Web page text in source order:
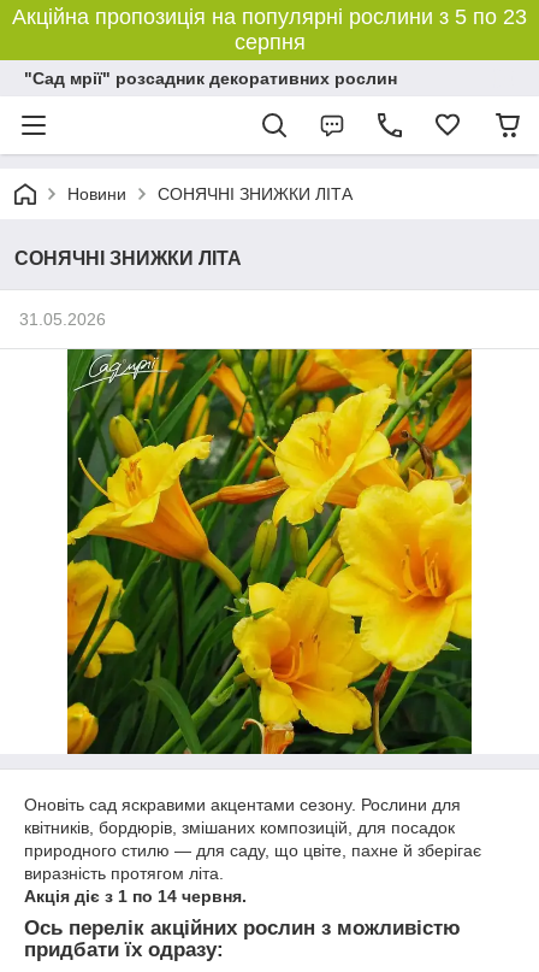
Акційна пропозиція на популярні рослини з 5 по 23
серпня
"Сад мрії" розсадник декоративних рослин
Новини СОНЯЧНІ ЗНИЖКИ ЛІТА
СОНЯЧНІ ЗНИЖКИ ЛІТА
31.05.2026
Оновіть сад яскравими акцентами сезону. Рослини для
квітників, бордюрів, змішаних композицій, для посадок
природного стилю — для саду, що цвіте, пахне й зберігає
виразність протягом літа.
Акція діє з 1 по 14 червня.
Ось перелік акційних рослин з можливістю
придбати їх одразу: